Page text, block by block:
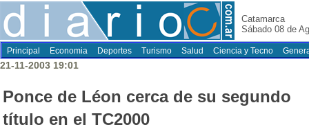
Catamarca
Sábado 08 de
Principal Economia Deportes Turismo Salud Ciencia y Tecno
21-11-2003 19:01
Ponce de Léon cerca de su segundo
título en el TC2000